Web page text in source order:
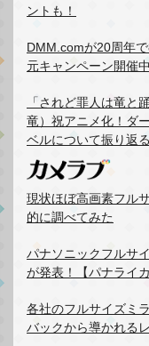
ントも！
DMM.comが20周年
元キャンペーン開催中
「されど罪人は竜と
竜）祝アニメ化！ダ
ベルについて振り返る
現状ほぼ高画素フル
的に調べてみた
パナソニックフルサ
が発表！【パナライカ
各社のフルサイズミ
バックから導かれる